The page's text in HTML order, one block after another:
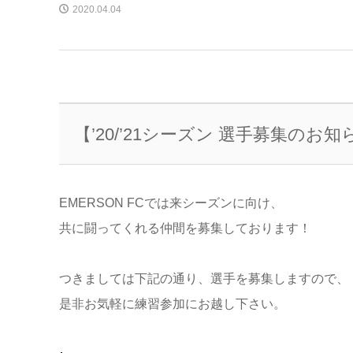
2020.04.04
【’20/’21シーズン 選手募集のお知
EMERSON FCでは来シーズンに向け、
共に闘ってくれる仲間を募集しております！
つきましては下記の通り、選手を募集しますので、
是非お気軽に練習参加にお越し下さい。